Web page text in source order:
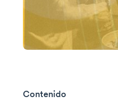
Contenido